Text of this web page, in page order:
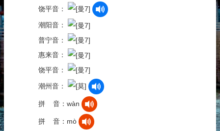
饶平音：
潮阳音：
普宁音：
惠来音：
饶平音：
潮州音：
拼 音：wàn
拼 音：mò